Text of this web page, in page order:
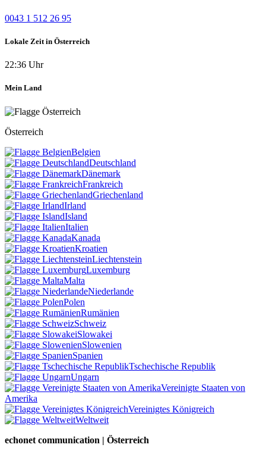
0043 1 512 26 95
Lokale Zeit in Österreich
22:36 Uhr
Mein Land
Österreich
Belgien
Deutschland
Dänemark
Frankreich
Griechenland
Irland
Island
Italien
Kanada
Kroatien
Liechtenstein
Luxemburg
Malta
Niederlande
Polen
Rumänien
Schweiz
Slowakei
Slowenien
Spanien
Tschechische Republik
Ungarn
Vereinigte Staaten von
Amerika
Vereinigtes Königreich
Weltweit
echonet communication | Österreich